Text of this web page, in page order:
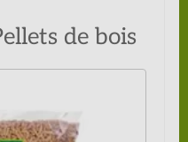
de bois